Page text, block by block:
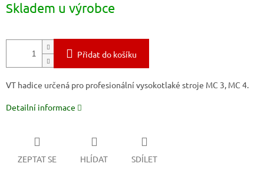
cena:
Skladem u výrobce
Přidat do košíku
VT hadice určená pro profesionální vysokotlaké stroje MC 3, MC 4.
Detailní informace
ZEPTAT SE HLÍDAT SDÍLET